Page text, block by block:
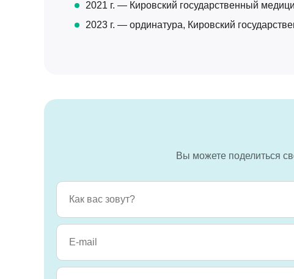
2021 г. — Кировский государственный
2023 г. — ординатура, Кировский
Вы можете поделиться